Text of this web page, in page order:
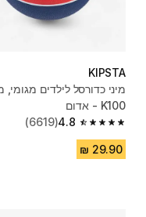
KIPSTA
K100 - אדום
4.8
4.8 out of 5 stars from 6619 reviews
(6619)